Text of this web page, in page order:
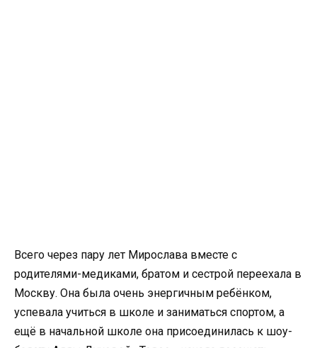
Всего через пару лет Мирослава вместе с
родителями-медиками, братом и сестрой переехала в
Москву. Она была очень энергичным ребёнком,
успевала учиться в школе и заниматься спортом, а
ещё в начальной школе она присоединилась к шоу-